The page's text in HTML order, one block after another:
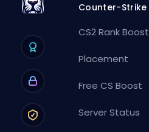
Counter-Strike
CS2 Rank Boost
Placement
Free CS Boost
Server Status